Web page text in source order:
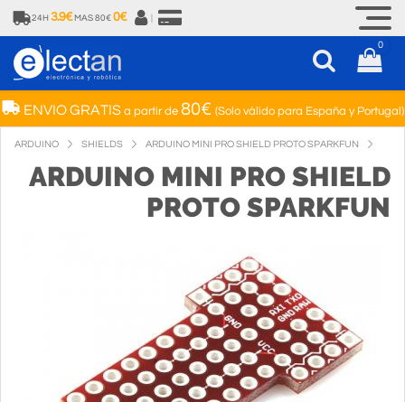
24H 3.9€ MAS 80€ 0€
0
ENVIO GRATISa partir de 80€ (Solo válido para España y Portugal)
ARDUINO SHIELDS ARDUINO MINI PRO SHIELD PROTO SPARKFUN
ARDUINO MINI PRO SHIELD
PROTO SPARKFUN